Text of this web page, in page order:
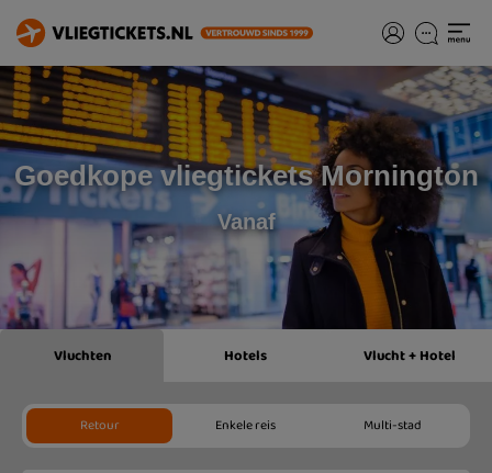
Goedkope vliegtickets Mornington
Vanaf